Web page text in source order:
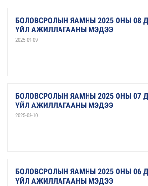
БОЛОВСРОЛЫН ЯАМНЫ 2025 ОНЫ 08
ҮЙЛ АЖИЛЛАГААНЫ МЭДЭЭ
2025-09-09
БОЛОВСРОЛЫН ЯАМНЫ 2025 ОНЫ 07
ҮЙЛ АЖИЛЛАГААНЫ МЭДЭЭ
2025-08-10
БОЛОВСРОЛЫН ЯАМНЫ 2025 ОНЫ 06
ҮЙЛ АЖИЛЛАГААНЫ МЭДЭЭ